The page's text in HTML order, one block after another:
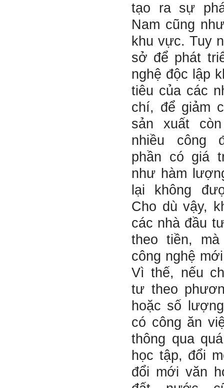
tạo ra sự
Nam cũng
khu vực. Tuy
sở để phát
nghệ độc lập
tiêu của các
chí, để giảm
sản xuất
nhiều công
phần có giá
như hàm
lại không
Cho dù vậy,
các nhà đầu
theo tiền,
công nghệ
Vì thế, nếu
tư theo
hoặc số
có công ăn
thông qua
học tập, đổi
đổi mới văn